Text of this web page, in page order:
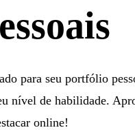
para seu portfólio
nível de habilidade.
online!